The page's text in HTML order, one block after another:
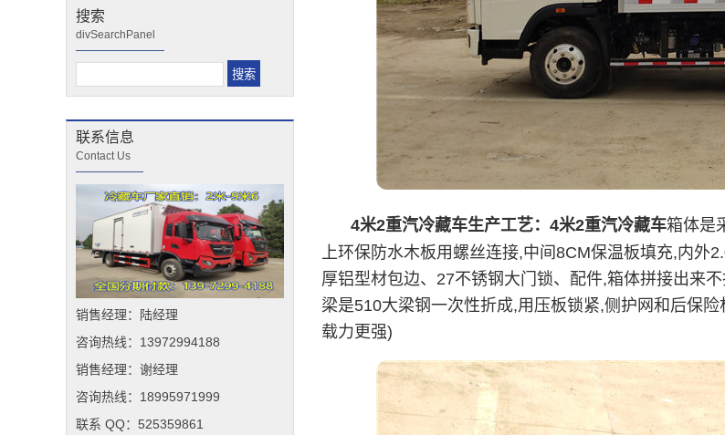
搜索
divSearchPanel
联系信息
Contact Us
销售经理：陆经理
咨询热线：13972994188
销售经理：谢经理
咨询热线：18995971999
联系 QQ：525359861
4米2重汽冷藏车生产工艺： 4米2重汽冷藏车箱体是
上环保防水木板用螺丝连接,中间8CM保温板填充,内
厚铝型材包边、27不锈钢大门锁、配件,箱体拼接出来
梁是510大梁钢一次性折成,用压板锁紧,侧护网和后保
载力更强)